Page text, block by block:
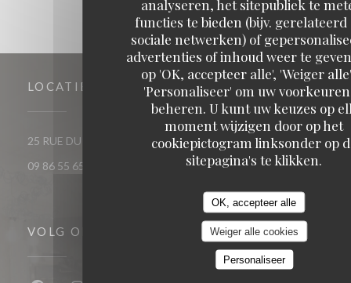
analyseren, het sitepubliek te
functies te bieden (bijv. gerelateerd
sociale netwerken) of
advertenties of inhoud weer te
op 'OK, accepteer alle', 'Weiger
'Personaliseer' om uw
beheren. U kunt uw keuzes op
moment wijzigen door op het
cookiepictogram linksonder op
sitepagina's te klikken.
OK, accepteer alle
Weiger alle cookies
Personaliseer
LOCATIE
25 RUE DU ROI DE SICILE 75004 PARIS((opent in een nieuw
09 86 55 65 65
VOLG ONS